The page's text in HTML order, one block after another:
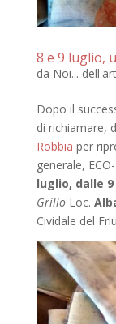
8 e 9 luglio,
da Noi...
Dopo il
di richiamare,
Robbia per
generale,
luglio, dalle 9
GrilloLoc.
Cividale del